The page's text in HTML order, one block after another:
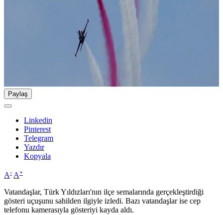
Paylaş
Linkedin
Pinterest
Telegram
Yazdır
Kopyala
A- A+
Vatandaşlar, Türk Yıldızları'nın ilçe semalarında gerçekleştirdiği
gösteri uçuşunu sahilden ilgiyle izledi. Bazı vatandaşlar ise cep
telefonu kamerasıyla gösteriyi kayda aldı.